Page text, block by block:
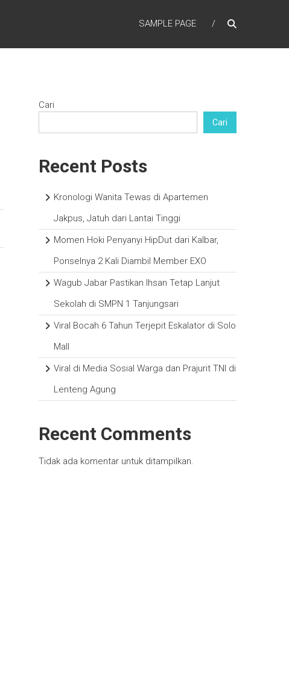
SAMPLE PAGE
Cari
Cari
Recent Posts
Kronologi Wanita Tewas di Apartemen
Jakpus, Jatuh dari Lantai Tinggi
Momen Hoki Penyanyi HipDut dari Kalbar,
Ponselnya 2 Kali Diambil Member EXO
Wagub Jabar Pastikan Ihsan Tetap Lanjut
Sekolah di SMPN 1 Tanjungsari
Viral Bocah 6 Tahun Terjepit Eskalator di Solo
Mall
Viral di Media Sosial Warga dan Prajurit TNI di
Lenteng Agung
Recent Comments
Tidak ada komentar untuk ditampilkan.